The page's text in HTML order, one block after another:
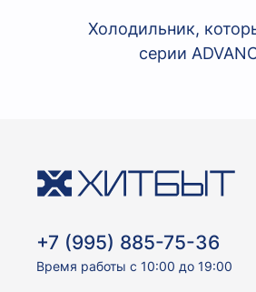
Холодильник,
серии
+7 (995) 885-75-36
Время работы с 10:00 до 19:00